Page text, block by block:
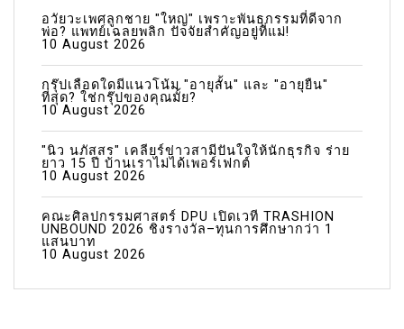
อวัยวะเพศลูกชาย "ใหญ่" เพราะพันธุกรรมที่ดีจาก
พ่อ? แพทย์เฉลยพลิก ปัจจัยสำคัญอยู่ที่แม่!
10 August 2026
กรุ๊ปเลือดใดมีแนวโน้ม "อายุสั้น" และ "อายุยืน"
ที่สุด? ใช่กรุ๊ปของคุณมั้ย?
10 August 2026
"นิว นภัสสร" เคลียร์ข่าวสามีปันใจให้นักธุรกิจ ร่าย
ยาว 15 ปี บ้านเราไม่ได้เพอร์เฟกต์
10 August 2026
คณะศิลปกรรมศาสตร์ DPU เปิดเวที TRASHION
UNBOUND 2026 ชิงรางวัล–ทุนการศึกษากว่า 1
แสนบาท
10 August 2026